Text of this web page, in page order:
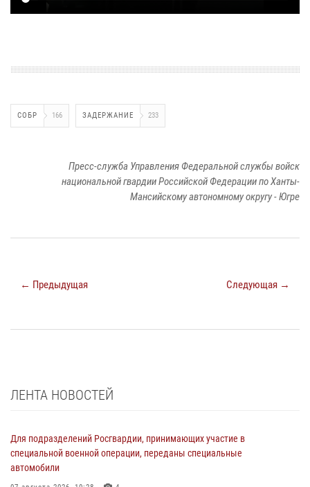
СОБР 166 ЗАДЕРЖАНИЕ 233
Пресс-служба Управления Федеральной службы войск
национальной гвардии Российской Федерации по Ханты-
Мансийскому автономному округу - Югре
← Предыдущая Следующая →
ЛЕНТА НОВОСТЕЙ
Для подразделений Росгвардии, принимающих участие в
специальной военной операции, переданы специальные
автомобили